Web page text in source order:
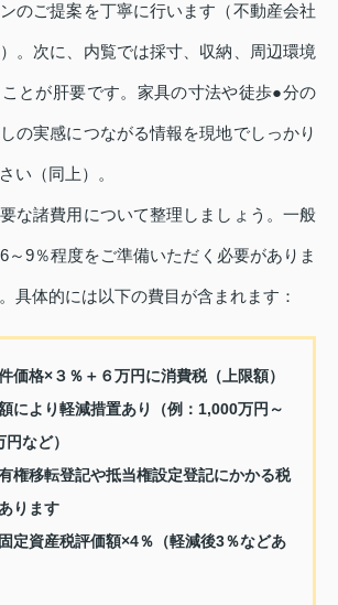
のご提案を丁寧に行います（不動産会社
。次に、内覧では採寸、収納、周辺環境
とが肝要です。家具の寸法や徒歩●分の
の実感につながる情報を現地でしっかり
い（同上）。
な諸費用について整理しましょう。一般
～9％程度をご準備いただく必要がありま
具体的には以下の費目が含まれます：
価格×３％＋６万円に消費税（上限額）
により軽減措置あり（例：1,000万円～
など）
権移転登記や抵当権設定登記にかかる税
ります
定資産税評価額×4％（軽減後3％などあ